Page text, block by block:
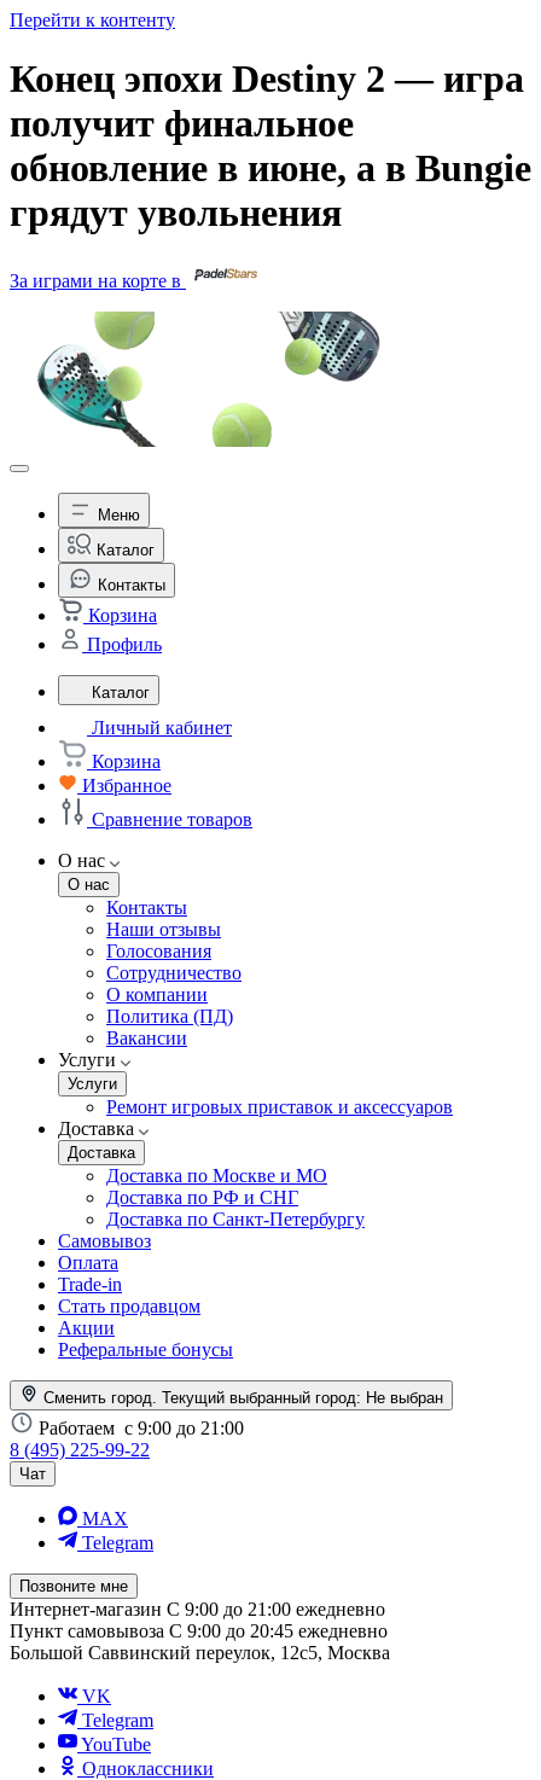
Перейти к контенту
Конец эпохи Destiny 2 — игра
получит финальное
обновление в июне, а в Bungie
грядут увольнения
За играми на корте в
Меню
Каталог
Контакты
Корзина
Профиль
Каталог
Личный кабинет
Корзина
Избранное
Сравнение товаров
О нас
О нас
Контакты
Наши отзывы
Голосования
Сотрудничество
О компании
Политика (ПД)
Вакансии
Услуги
Услуги
Ремонт игровых приставок и аксессуаров
Доставка
Доставка
Доставка по Москве и МО
Доставка по РФ и СНГ
Доставка по Санкт-Петербургу
Самовывоз
Оплата
Trade-in
Стать продавцом
Акции
Реферальные бонусы
Сменить город. Текущий выбранный город: Не выбран
Работаем с 9:00 до 21:00
8 (495) 225-99-22
Чат
MAX
Telegram
Позвоните мне
Интернет-магазин С 9:00 до 21:00 ежедневно
Пункт самовывоза С 9:00 до 20:45 ежедневно
Большой Саввинский переулок, 12с5, Москва
VK
Telegram
YouTube
Одноклассники